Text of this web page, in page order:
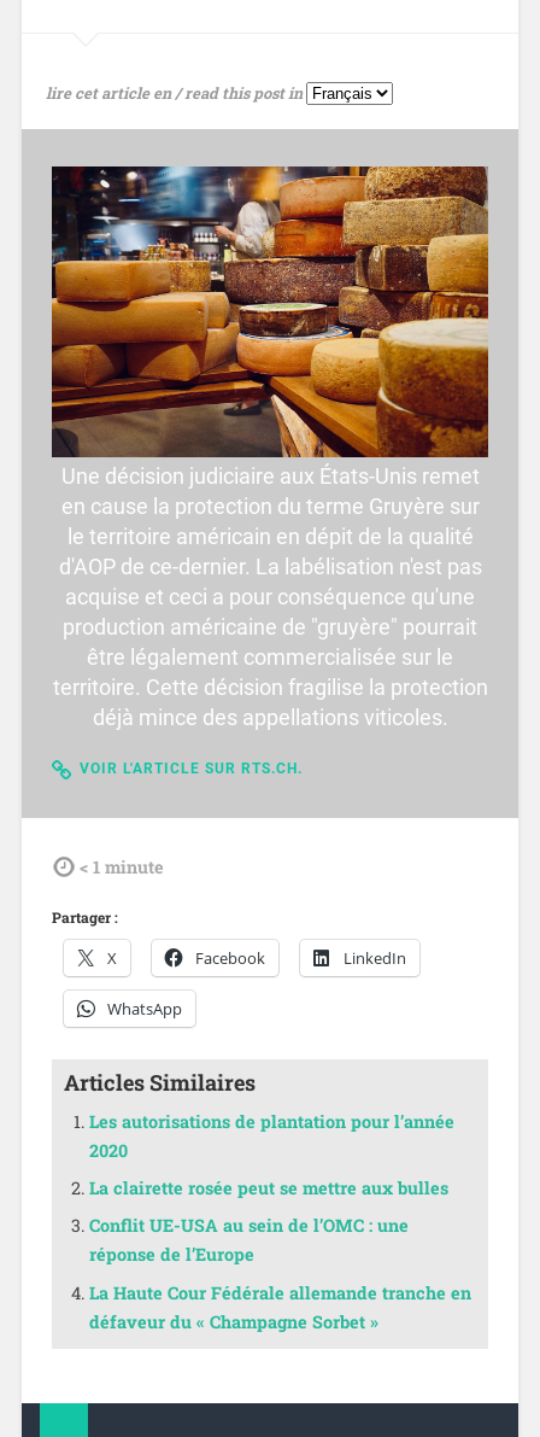
lire cet article en / read this post in
Une décision judiciaire aux États-Unis remet
en cause la protection du terme Gruyère sur
le territoire américain en dépit de la qualité
d'AOP de ce-dernier. La labélisation n'est pas
acquise et ceci a pour conséquence qu'une
production américaine de "gruyère" pourrait
être légalement commercialisée sur le
territoire. Cette décision fragilise la protection
déjà mince des appellations viticoles.
VOIR L'ARTICLE SUR RTS.CH.
tdl < 1 minute
Partager :
X Facebook LinkedIn
WhatsApp
Articles Similaires
Les autorisations de plantation pour l’année
2020
La clairette rosée peut se mettre aux bulles
Conflit UE-USA au sein de l’OMC : une
réponse de l’Europe
La Haute Cour Fédérale allemande tranche en
défaveur du « Champagne Sorbet »